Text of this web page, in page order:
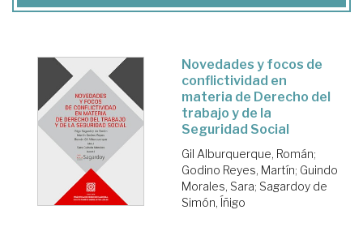
Novedades y focos de
conflictividad en
materia de Derecho del
trabajo y de la
Seguridad Social
Gil Alburquerque, Román;
Godino Reyes, Martín; Guindo
Morales, Sara; Sagardoy de
Simón, Íñigo